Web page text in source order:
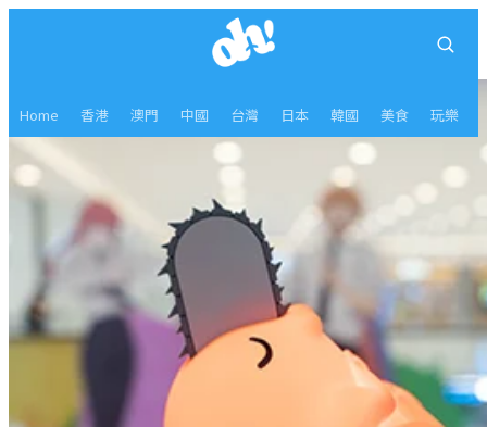
Home 香港 澳門 中國 台灣 日本 韓國 美食 玩樂